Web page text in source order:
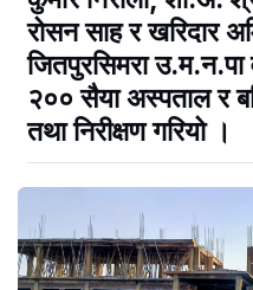
रोसन साह र खरिदार
जितपुरसिमरा उ.म.न.पा
२०० सैया अस्पताल र
तथा निरीक्षण गरियो ।